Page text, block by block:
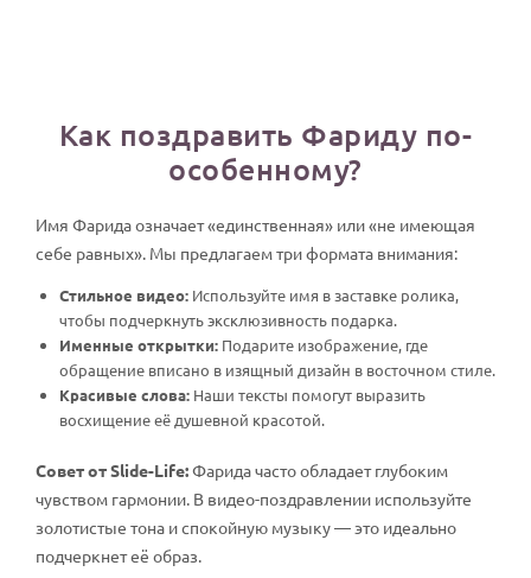
Как поздравить Фариду по-
особенному?
Имя Фарида означает «единственная» или «не имеющая
себе равных». Мы предлагаем три формата внимания:
Стильное видео: Используйте имя в заставке ролика,
чтобы подчеркнуть эксклюзивность подарка.
Именные открытки: Подарите изображение, где
обращение вписано в изящный дизайн в восточном стиле.
Красивые слова: Наши тексты помогут выразить
восхищение её душевной красотой.
Совет от Slide-Life:Фарида часто обладает глубоким
чувством гармонии. В видео-поздравлении используйте
золотистые тона и спокойную музыку — это идеально
подчеркнет её образ.